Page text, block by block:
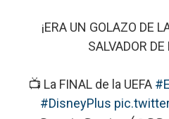
¡ERA UN GOLAZO DE
SALVADOR DE
📺 La FINAL de la UEFA
#DisneyPlus